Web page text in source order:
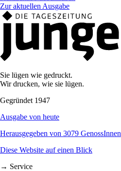
Zur aktuellen Ausgabe
Sie lügen wie gedruckt.
Wir drucken, wie sie lügen.
Gegründet 1947
Ausgabe von heute
Herausgegeben von 3079 GenossInnen
Diese Website auf einen Blick
→ Service